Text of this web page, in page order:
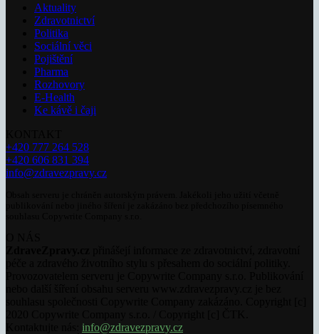
Aktuality
Zdravotnictví
Politika
Sociální věci
Pojištění
Pharma
Rozhovory
E-Health
Ke kávě i čaji
+420 777 264 528
+420 606 831 394
info@zdravezpravy.cz
info@zdravezpravy.cz